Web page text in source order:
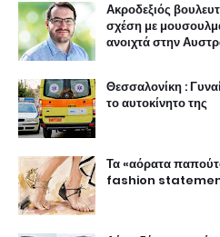
Ακροδεξιός
σχέση με
ανοιχτά στην
Θεσσαλονίκη :
το αυτοκίνητο της
Τα «αόρατα
fashion statement